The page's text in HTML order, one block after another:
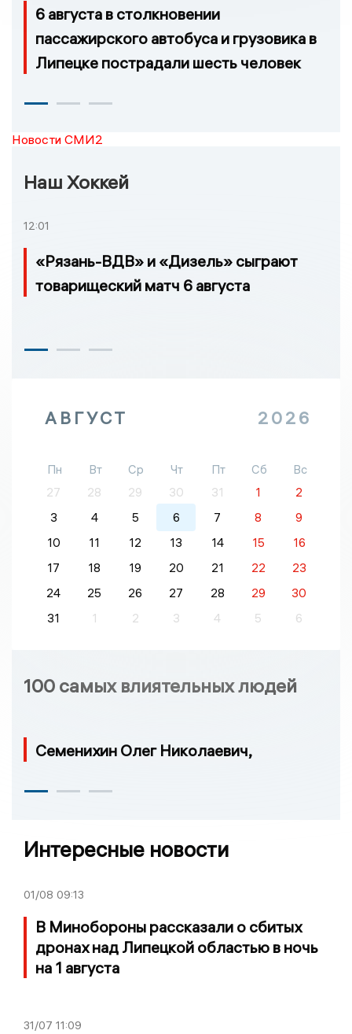
6 августа в столкновении
пассажирского автобуса и грузовика в
Липецке пострадали шесть человек
Новости СМИ2
Наш Хоккей
12:01
«Рязань-ВДВ» и «Дизель» сыграют
товарищеский матч 6 августа
АВГУСТ 2026
Пн Вт Ср Чт Пт Сб
Вс
27
28 29 30 31 1
2
3
4 5 6 7 8
9
10
11 12 13 14 15
16
17
18 19 20 21 22
23
24
25 26 27 28 29
30
31
1 2 3 4 5 6
100 самых влиятельных людей
Семенихин Олег Николаевич,
Интересные новости
01/08 09:13
В Минобороны рассказали о сбитых
дронах над Липецкой областью в ночь
на 1 августа
31/07 11:09